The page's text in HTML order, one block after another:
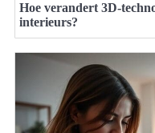
Hoe verandert 3D-
interieurs?